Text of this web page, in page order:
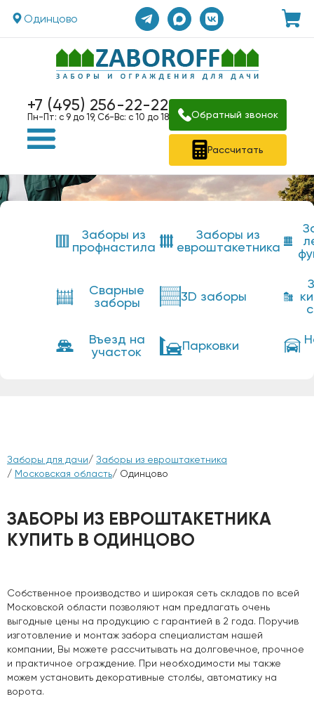
Одинцово
+7 (495) 256-22-22
Пн-Пт: с 9 до 19, Сб-Вс: с 10 до 18 Обратный звонок
Рассчитать
Заборы из
профнастила
Заборы из
евроштакетника
Сварные
заборы
3D заборы
Въезд на
участок
Парковки
Заборы для дачи/ Заборы из евроштакетника
/ Московская область/ Одинцово
ЗАБОРЫ ИЗ ЕВРОШТАКЕТНИКА
КУПИТЬ В ОДИНЦОВО
Собственное производство и широкая сеть складов по всей
Московской области позволяют нам предлагать очень
выгодные цены на продукцию с гарантией в 2 года. Поручив
изготовление и монтаж забора специалистам нашей
компании, Вы можете рассчитывать на долговечное, прочное
и практичное ограждение. При необходимости мы также
можем установить декоративные столбы, автоматику на
ворота.